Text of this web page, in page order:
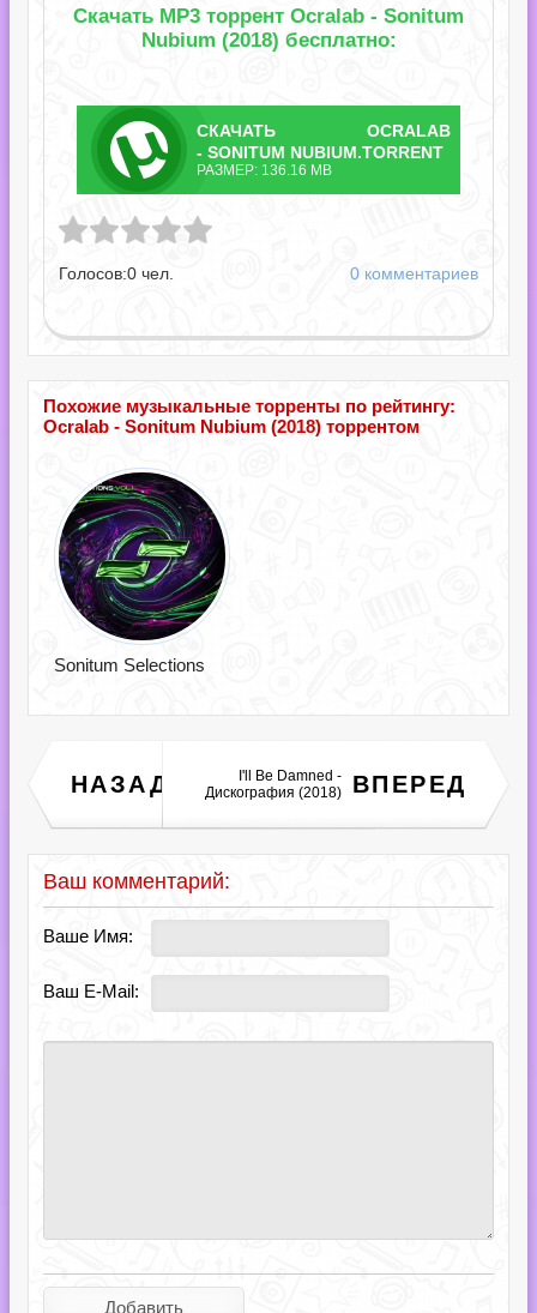
Скачать MP3 торрент Ocralab - Sonitum
Nubium (2018) бесплатно:
СКАЧАТЬ
ТОРРЕНТ
OCRALAB
- SONITUM NUBIUM.TORRENT
РАЗМЕР: 136.16 MB
Nubium.torrent
Голосов:0 чел. 0 комментариев
Похожие музыкальные торренты по рейтингу:
Ocralab - Sonitum Nubium (2018) торрентом
Sonitum Selections
НАЗАД Dance 2018 vol.4 (2018) ВПЕРЕД
I'll Be Damned -
Дискография (2018)
Ваш комментарий:
Ваше Имя:
Ваш E-Mail: